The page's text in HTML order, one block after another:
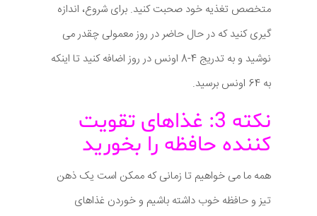
متخصص تغذیه خود صحبت کنید. برای شروع، اندازه
گیری کنید که در حال حاضر در روز معمولی چقدر می
نوشید و به تدریج 4-8 اونس در روز اضافه کنید تا اینکه
به 64 اونس برسید.
نکته 3: غذاهای تقویت
کننده حافظه را بخورید
همه ما می خواهیم تا زمانی که ممکن است یک ذهن
تیز و حافظه خوب داشته باشیم و خوردن غذاهای